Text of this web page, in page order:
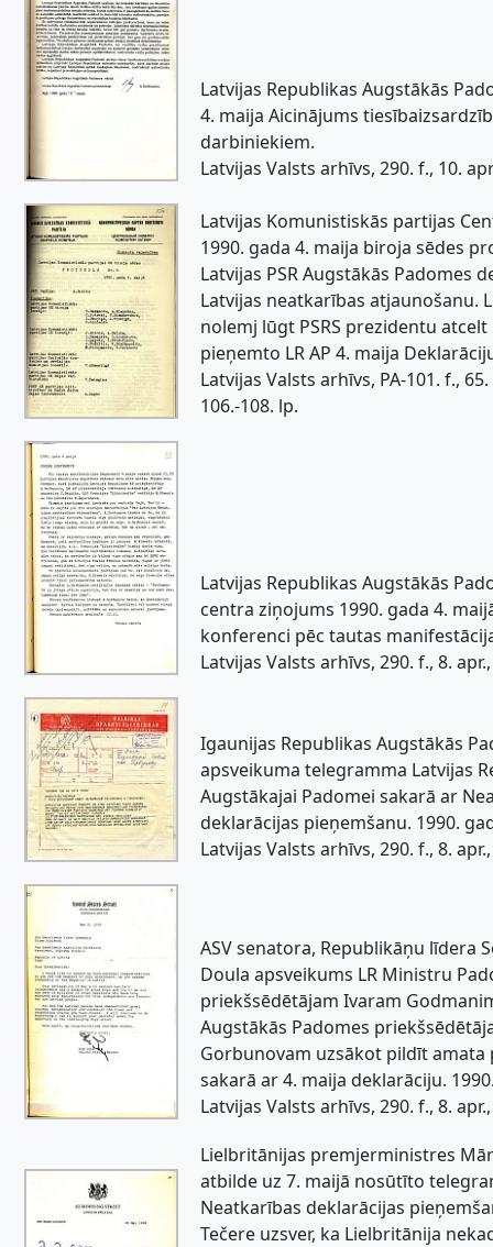
Latvijas Republikas Augstākās
4. maija Aicinājums
darbiniekiem.
Latvijas Valsts arhīvs, 290. f., 10.
Latvijas Komunistiskās partijas
1990. gada 4. maija biroja sēdes
Latvijas PSR Augstākās Padomes
Latvijas neatkarības atjaunošanu.
nolemj lūgt PSRS prezidentu
pieņemto LR AP 4. maija
Latvijas Valsts arhīvs, PA-101. f., 65.
106.-108. lp.
Latvijas Republikas Augstākās
centra ziņojums 1990. gada 4.
konferenci pēc tautas
Latvijas Valsts arhīvs, 290. f., 8.
Igaunijas Republikas Augstākās
apsveikuma telegramma Latvijas
Augstākajai Padomei sakarā ar
deklarācijas pieņemšanu. 1990.
Latvijas Valsts arhīvs, 290. f., 8.
ASV senatora, Republikāņu līdera
Doula apsveikums LR Ministru
priekšsēdētājam Ivaram
Augstākās Padomes
Gorbunovam uzsākot pildīt amata
sakarā ar 4. maija deklarāciju.
Latvijas Valsts arhīvs, 290. f., 8.
Lielbritānijas premjerministres
atbilde uz 7. maijā nosūtīto
Neatkarības deklarācijas
Tečere uzsver, ka Lielbritānija